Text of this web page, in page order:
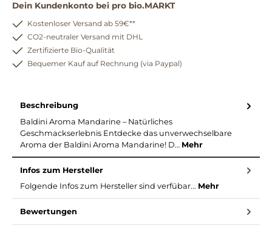
Dein Kundenkonto bei pro bio.MARKT
Kostenloser Versand ab 59€**
CO2-neutraler Versand mit DHL
Zertifizierte Bio-Qualität
Bequemer Kauf auf Rechnung (via Paypal)
Beschreibung
Baldini Aroma Mandarine – Natürliches
Geschmackserlebnis Entdecke das unverwechselbare
Aroma der Baldini Aroma Mandarine! D… Mehr
Infos zum Hersteller
Folgende Infos zum Hersteller sind verfübar... Mehr
Bewertungen